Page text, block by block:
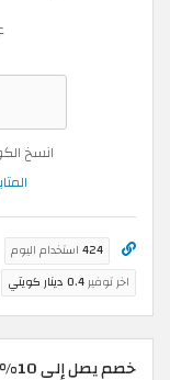
انسخ
424 استخدام اليوم
اخر توفير0.4 دينار كويتي
خصم يصل إلى 10%